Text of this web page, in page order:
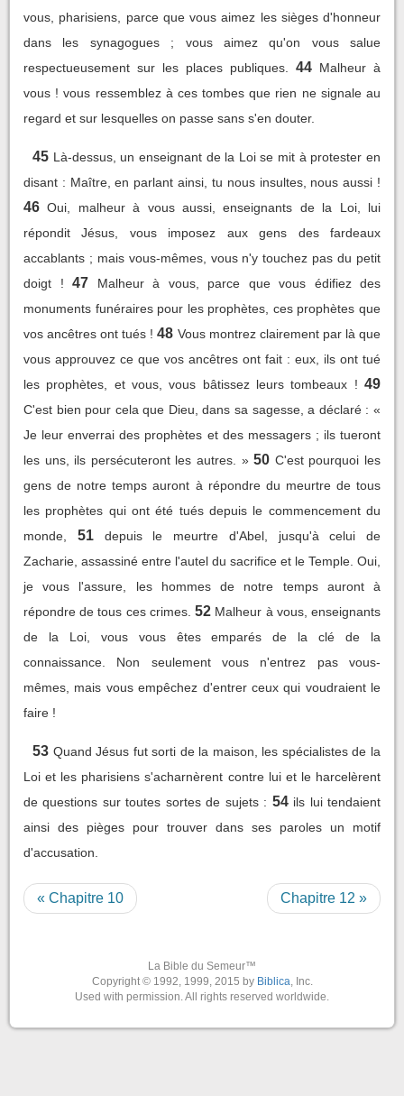
vous, pharisiens, parce que vous aimez les sièges d'honneur
dans les synagogues ; vous aimez qu'on vous salue
respectueusement sur les places publiques.
44 Malheur à
vous ! vous ressemblez à ces tombes que rien ne signale au
regard et sur lesquelles on passe sans s'en douter.
45 Là-dessus, un enseignant de la Loi se mit à protester en
disant : Maître, en parlant ainsi, tu nous insultes, nous aussi !
46 Oui, malheur à vous aussi, enseignants de la Loi, lui
répondit Jésus, vous imposez aux gens des fardeaux
accablants ; mais vous-mêmes, vous n'y touchez pas du petit
doigt !
47
Malheur à vous, parce que vous édifiez des
monuments funéraires pour les prophètes, ces prophètes que
vos ancêtres ont tués ! 48 Vous montrez clairement par là que
vous approuvez ce que vos ancêtres ont fait : eux, ils ont tué
les prophètes, et vous, vous bâtissez leurs tombeaux ! 49
C'est bien pour cela que Dieu, dans sa sagesse, a déclaré : «
Je leur enverrai des prophètes et des messagers ; ils tueront
les uns, ils persécuteront les autres. » 50 C'est pourquoi les
gens de notre temps auront à répondre du meurtre de tous
les prophètes qui ont été tués depuis le commencement du
monde,
51
depuis le meurtre d'Abel, jusqu'à celui de
Zacharie, assassiné entre l'autel du sacrifice et le Temple. Oui,
je vous l'assure, les hommes de notre temps auront à
répondre de tous ces crimes. 52 Malheur à vous, enseignants
de la Loi, vous vous êtes emparés de la clé de la
connaissance. Non seulement vous n'entrez pas vous-
mêmes, mais vous empêchez d'entrer ceux qui voudraient le
faire !
53 Quand Jésus fut sorti de la maison, les spécialistes de la
Loi et les pharisiens s'acharnèrent contre lui et le harcelèrent
de questions sur toutes sortes de sujets : 54 ils lui tendaient
ainsi des pièges pour trouver dans ses paroles un motif
d'accusation.
« Chapitre 10 Chapitre 12 »
La Bible du Semeur™
Copyright © 1992, 1999, 2015 by Biblica, Inc.
Used with permission. All rights reserved worldwide.